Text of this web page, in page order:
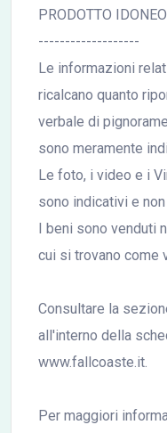
PRODOTTO
-------------------
Le informazioni
ricalcano quanto
verbale di
sono meramente
Le foto, i video e i
sono indicativi e
I beni sono
cui si trovano come
Consultare la
all'interno della
www.fallcoaste.it.
Per maggiori